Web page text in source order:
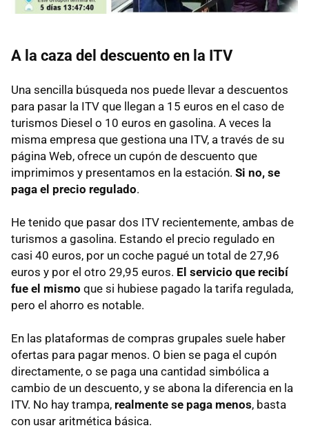
A la caza del descuento en la ITV
Una sencilla búsqueda nos puede llevar a descuentos
para pasar la ITV que llegan a 15 euros en el caso de
turismos Diesel o 10 euros en gasolina. A veces la
misma empresa que gestiona una ITV, a través de su
página Web, ofrece un cupón de descuento que
imprimimos y presentamos en la estación. Si no, se
paga el precio regulado.
He tenido que pasar dos ITV recientemente, ambas de
turismos a gasolina. Estando el precio regulado en
casi 40 euros, por un coche pagué un total de 27,96
euros y por el otro 29,95 euros. El servicio que recibí
fue el mismo que si hubiese pagado la tarifa regulada,
pero el ahorro es notable.
En las plataformas de compras grupales suele haber
ofertas para pagar menos. O bien se paga el cupón
directamente, o se paga una cantidad simbólica a
cambio de un descuento, y se abona la diferencia en la
ITV. No hay trampa, realmente se paga menos, basta
con usar aritmética básica.